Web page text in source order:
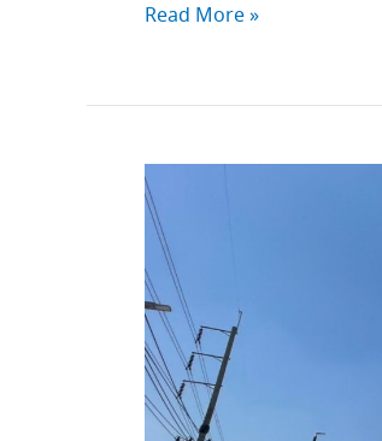
Read More »
“โฮม
โปร”
กำไร
ทะลุ
6.5
พัน
ล้าน
ปี
2567